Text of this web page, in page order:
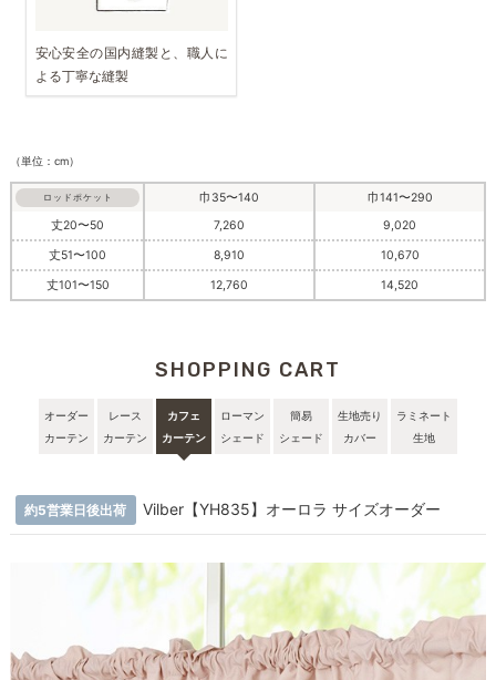
安心安全の国内縫製と、職人に
よる丁寧な縫製
（単位：cm）
ロッドポケット 巾35〜140
巾141〜290
丈20〜50
7,260 9,020
丈51〜100 8,910 10,670
丈101〜150 12,760 14,520
SHOPPING CART
オーダー
カーテン
レース
カーテン
カフェ
カーテン
ローマン
シェード
簡易
シェード
生地売り
カバー
ラミネート
生地
約5営業日後出荷 Vilber【YH835】オーロラ サイズオーダー